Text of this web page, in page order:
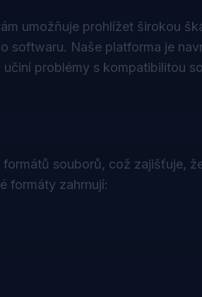
umožňuje prohlížet širokou
softwaru. Naše platforma je
problémy s kompatibilitou
souborů, což zajišťuje,
formáty zahrnují: